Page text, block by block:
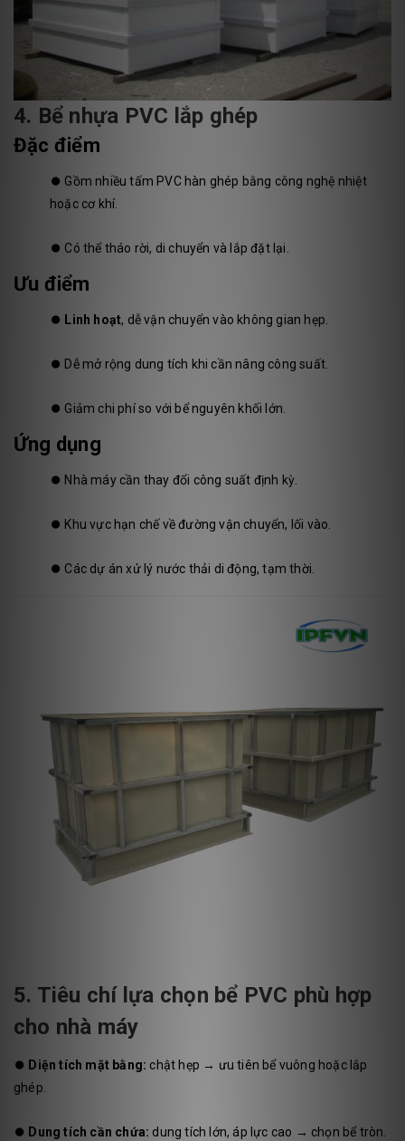
4. Bể nhựa PVC lắp ghép
Đặc điểm
⏺️ Gồm nhiều tấm PVC hàn ghép bằng công nghệ nhiệt
hoặc cơ khí.
⏺️ Có thể tháo rời, di chuyển và lắp đặt lại.
Ưu điểm
⏺️ Linh hoạt, dễ vận chuyển vào không gian hẹp.
⏺️ Dễ mở rộng dung tích khi cần nâng công suất.
⏺️ Giảm chi phí so với bể nguyên khối lớn.
Ứng dụng
⏺️ Nhà máy cần thay đổi công suất định kỳ.
⏺️ Khu vực hạn chế về đường vận chuyển, lối vào.
⏺️ Các dự án xử lý nước thải di động, tạm thời.
5. Tiêu chí lựa chọn bể PVC phù hợp
cho nhà máy
⏺️ Diện tích mặt bằng: chật hẹp → ưu tiên bể vuông hoặc lắp
ghép.
⏺️ Dung tích cần chứa: dung tích lớn, áp lực cao → chọn bể tròn.